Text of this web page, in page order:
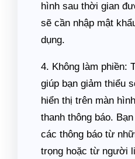
hình sau thời gian
sẽ cần nhập mật
dụng.
4. Không làm phiền:
giúp bạn giảm thiểu
hiển thị trên màn
thanh thông báo.
các thông báo từ
trọng hoặc từ người